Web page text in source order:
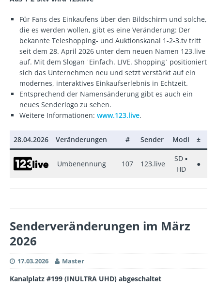
Für Fans des Einkaufens über den Bildschirm und solche,
die es werden wollen, gibt es eine Veränderung: Der
bekannte Teleshopping- und Auktionskanal 1-2-3.tv tritt
seit dem 28. April 2026 unter dem neuen Namen 123.live
auf. Mit dem Slogan ˈEinfach. LIVE. Shoppingˈ positioniert
sich das Unternehmen neu und setzt verstärkt auf ein
modernes, interaktives Einkaufserlebnis in Echtzeit.
Entsprechend der Namensänderung gibt es auch ein
neues Senderlogo zu sehen.
Weitere Informationen: www.123.live.
28.04.2026 Veränderungen # Sender Modi ±
Umbenennung 107 123.live
SD ▪
HD
●
Senderveränderungen im März
2026
17.03.2026 Master
Kanalplatz #199 (INULTRA UHD) abgeschaltet